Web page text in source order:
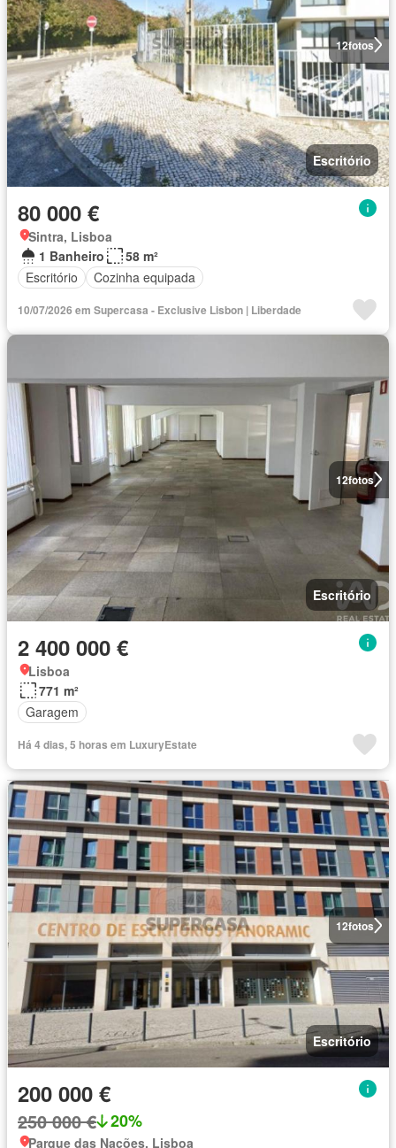
12fotos
Escritório
80 000 €
Sintra, Lisboa
1 Banheiro
58 m²
Escritório
Cozinha equipada
10/07/2026 em Supercasa - Exclusive Lisbon | Liberdade
12fotos
Escritório
2 400 000 €
Lisboa
771 m²
Garagem
Há 4 dias, 5 horas em LuxuryEstate
12fotos
Escritório
200 000 €
250 000 € 20%
Parque das Nações, Lisboa